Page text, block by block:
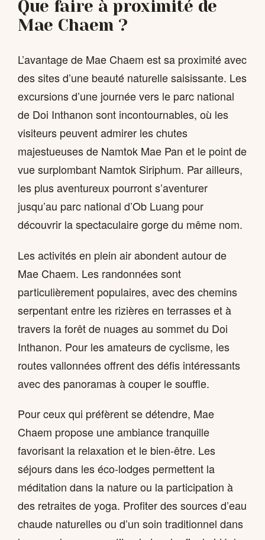
Que faire à proximité de
Mae Chaem ?
L’avantage de Mae Chaem est sa proximité avec
des sites d’une beauté naturelle saisissante. Les
excursions d’une journée vers le parc national
de Doi Inthanon sont incontournables, où les
visiteurs peuvent admirer les chutes
majestueuses de Namtok Mae Pan et le point de
vue surplombant Namtok Siriphum. Par ailleurs,
les plus aventureux pourront s’aventurer
jusqu’au parc national d’Ob Luang pour
découvrir la spectaculaire gorge du même nom.
Les activités en plein air abondent autour de
Mae Chaem. Les randonnées sont
particulièrement populaires, avec des chemins
serpentant entre les rizières en terrasses et à
travers la forêt de nuages au sommet du Doi
Inthanon. Pour les amateurs de cyclisme, les
routes vallonnées offrent des défis intéressants
avec des panoramas à couper le souffle.
Pour ceux qui préfèrent se détendre, Mae
Chaem propose une ambiance tranquille
favorisant la relaxation et le bien-être. Les
séjours dans les éco-lodges permettent la
méditation dans la nature ou la participation à
des retraites de yoga. Profiter des sources d’eau
chaude naturelles ou d’un soin traditionnel dans